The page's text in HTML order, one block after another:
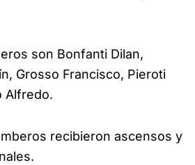
son Bonfanti Dilan,
Grosso Francisco, Pieroti
Alfredo.
recibieron ascensos y